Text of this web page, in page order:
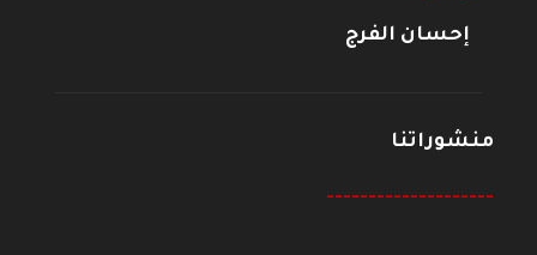
إحسان الفرج
منشوراتنا
--------------------